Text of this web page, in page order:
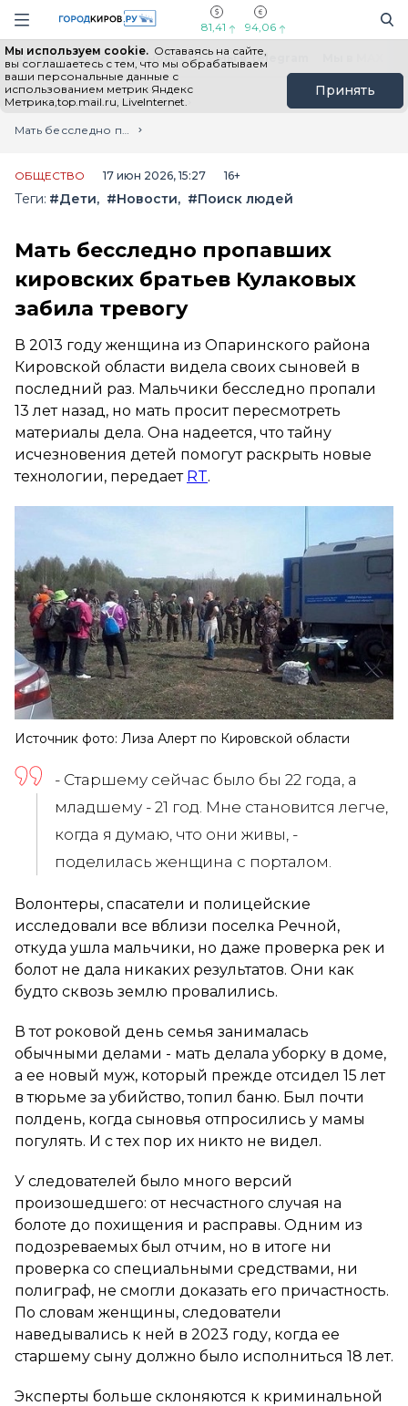
Навигация сайта
81,41 94,06
Мы используем cookie. Оставаясь на сайте,
вы соглашаетесь с тем, что мы обрабатываем
ваши персональные данные с
использованием метрик Яндекс
Метрика,top.mail.ru, LiveInternet.
Принять
Выборы - 2026 Все новости Мы в Telegram
Главная
Лента новостей
Мать бесследно пропавших кировских братьев Кулаковых забила тревогу
ОБЩЕСТВО 17 июн 2026, 15:27 16+
Теги: #Дети #Новости #Поиск людей
Мать бесследно пропавших
кировских братьев Кулаковых
забила тревогу
В 2013 году женщина из Опаринского района
Кировской области видела своих сыновей в
последний раз. Мальчики бесследно пропали
13 лет назад, но мать просит пересмотреть
материалы дела. Она надеется, что тайну
исчезновения детей помогут раскрыть новые
технологии, передает RT.
Источник фото: Лиза Алерт по Кировской области
- Старшему сейчас было бы 22 года, а
младшему - 21 год. Мне становится легче,
когда я думаю, что они живы, -
поделилась женщина с порталом.
Волонтеры, спасатели и полицейские
исследовали все вблизи поселка Речной,
откуда ушла мальчики, но даже проверка рек и
болот не дала никаких результатов. Они как
будто сквозь землю провалились.
В тот роковой день семья занималась
обычными делами - мать делала уборку в доме,
а ее новый муж, который прежде отсидел 15 лет
в тюрьме за убийство, топил баню. Был почти
полдень, когда сыновья отпросились у мамы
погулять. И с тех пор их никто не видел.
У следователей было много версий
произошедшего: от несчастного случая на
болоте до похищения и расправы. Одним из
подозреваемых был отчим, но в итоге ни
проверка со специальными средствами, ни
полиграф, не смогли доказать его причастность.
По словам женщины, следователи
наведывались к ней в 2023 году, когда ее
старшему сыну должно было исполниться 18 лет.
Эксперты больше склоняются к криминальной